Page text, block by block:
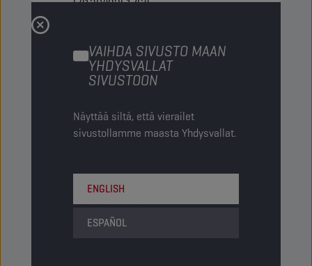
VAIHDA SIVUSTO MAAN
YHDYSVALLAT
SIVUSTOON
Näyttää siltä, että vierailet
sivustollamme maasta Yhdysvallat.
ENGLISH
ESPAÑOL
5413048251764
Pakkausta kuormalavassa45
Status NORMAALI
205 LT
5413048251863
Artikkelia pakkauksessa